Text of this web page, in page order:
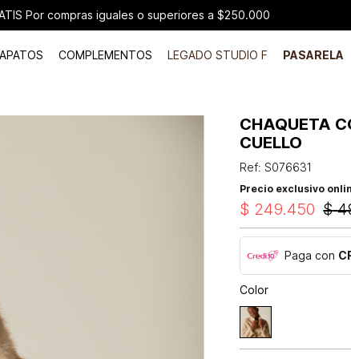
Por compras iguales o superiores a $250.000
COMPLEMENTOS LEGADO STUDIO F PASARELA
CHAQUETA
CUELLO
Ref:S076631
Precio exclusivo
$
$ 249.450
Paga con
Color